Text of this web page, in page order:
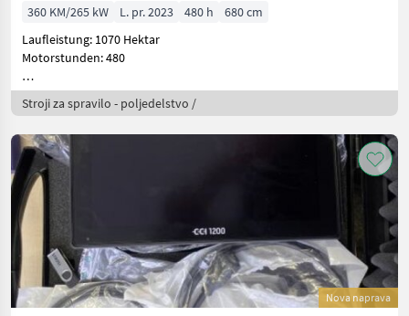
360 KM/265 kW L. pr. 2023 480 h
680 cm
Laufleistung: 1070 Hektar
Motorstunden: 480
12V KÜHLSCHRANK
460
Stroji za spravilo - poljedelstvo /
Nova naprava